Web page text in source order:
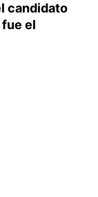
candidato
el